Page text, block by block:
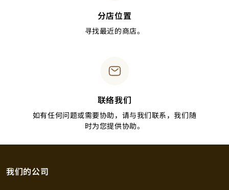
分店位置
寻找最近的商店。
联络我们
如有任何问题或需要协助，请与我们联系，我们随
时为您提供协助。
我们的公司